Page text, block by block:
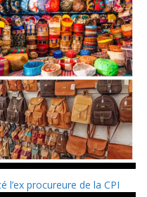
l’ex procureure de la CPI